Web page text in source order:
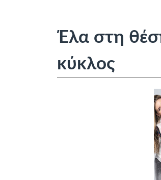
Έλα στη
κύκλος